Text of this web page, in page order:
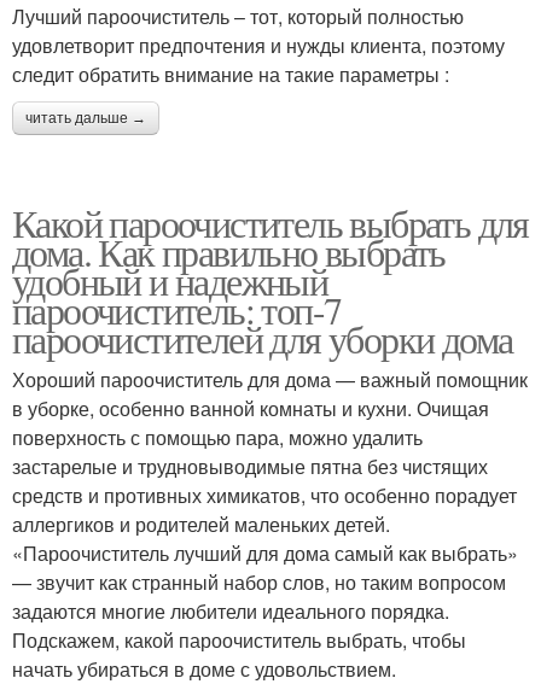
Лучший пароочиститель – тот, который полностью
удовлетворит предпочтения и нужды клиента, поэтому
следит обратить внимание на такие параметры :
читать дальше →
Какой пароочиститель выбрать для
дома. Как правильно выбрать
удобный и надежный
пароочиститель: топ-7
пароочистителей для уборки дома
Хороший пароочиститель для дома — важный помощник
в уборке, особенно ванной комнаты и кухни. Очищая
поверхность с помощью пара, можно удалить
застарелые и трудновыводимые пятна без чистящих
средств и противных химикатов, что особенно порадует
аллергиков и родителей маленьких детей.
«Пароочиститель лучший для дома самый как выбрать»
— звучит как странный набор слов, но таким вопросом
задаются многие любители идеального порядка.
Подскажем, какой пароочиститель выбрать, чтобы
начать убираться в доме с удовольствием.